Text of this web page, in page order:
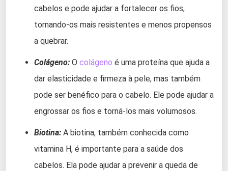
cabelos e pode ajudar a fortalecer os fios,
tornando-os mais resistentes e menos propensos
a quebrar.
Colágeno: O colágeno é uma proteína que ajuda a
dar elasticidade e firmeza à pele, mas também
pode ser benéfico para o cabelo. Ele pode ajudar a
engrossar os fios e torná-los mais volumosos.
Biotina: A biotina, também conhecida como
vitamina H, é importante para a saúde dos
cabelos. Ela pode ajudar a prevenir a queda de